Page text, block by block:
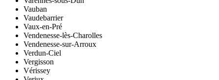
Vauban
Vaudebarrier
Vaux-en-Pré
Vendenesse-lès-Charolles
Vendenesse-sur-Arroux
Verdun-Ciel
Vergisson
Vérissey